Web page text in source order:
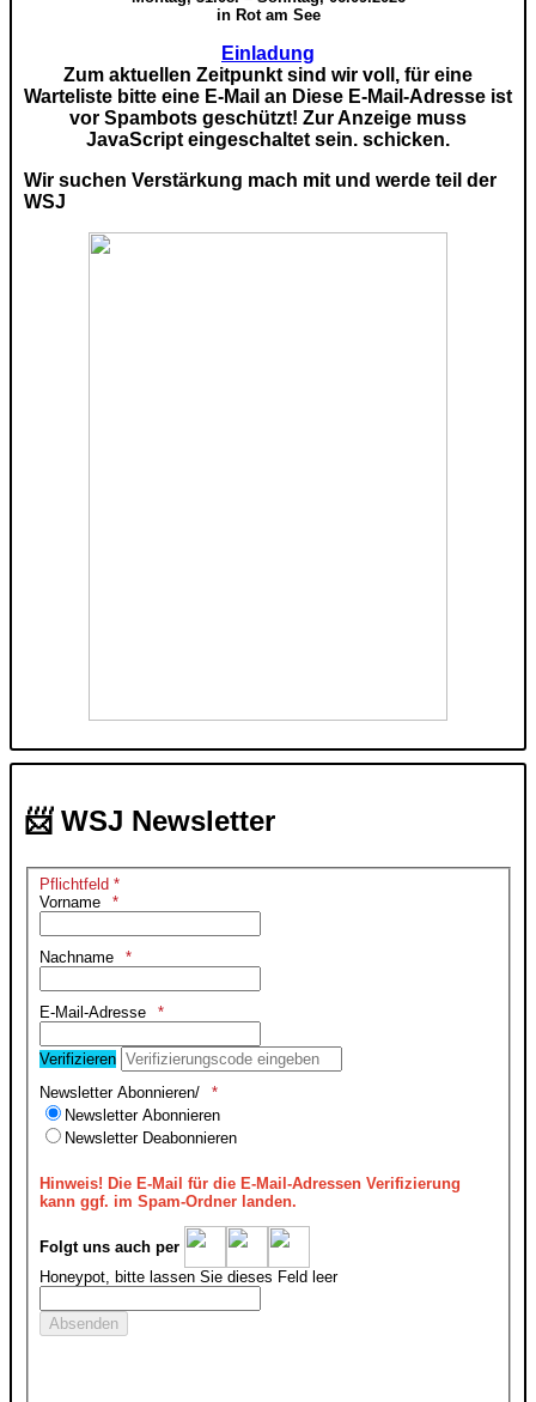
in Rot am See
Einladung
Zum aktuellen Zeitpunkt sind wir voll, für eine
Warteliste bitte eine E-Mail an Diese E-Mail-Adresse ist
vor Spambots geschützt! Zur Anzeige muss
JavaScript eingeschaltet sein. schicken.
Wir suchen Verstärkung mach mit und werde teil der
WSJ
📨 WSJ Newsletter
Pflichtfeld *
Vorname
Nachname
E-Mail-Adresse
Verifizieren
Newsletter Abonnieren/
Newsletter Abonnieren
Newsletter Deabonnieren
Hinweis!Die E-Mail für die E-Mail-Adressen Verifizierung
kann ggf. im Spam-Ordner landen.
Folgt uns auch per
Honeypot, bitte lassen Sie dieses Feld leer